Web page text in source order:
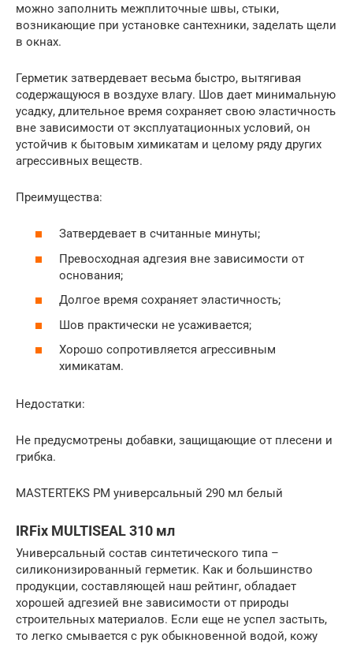
можно заполнить межплиточные швы, стыки,
возникающие при установке сантехники, заделать щели
в окнах.
Герметик затвердевает весьма быстро, вытягивая
содержащуюся в воздухе влагу. Шов дает минимальную
усадку, длительное время сохраняет свою эластичность
вне зависимости от эксплуатационных условий, он
устойчив к бытовым химикатам и целому ряду других
агрессивных веществ.
Преимущества:
Затвердевает в считанные минуты;
Превосходная адгезия вне зависимости от
основания;
Долгое время сохраняет эластичность;
Шов практически не усаживается;
Хорошо сопротивляется агрессивным
химикатам.
Недостатки:
Не предусмотрены добавки, защищающие от плесени и
грибка.
MASTERTEKS PM универсальный 290 мл белый
IRFix MULTISEAL 310 мл
Универсальный состав синтетического типа –
силиконизированный герметик. Как и большинство
продукции, составляющей наш рейтинг, обладает
хорошей адгезией вне зависимости от природы
строительных материалов. Если еще не успел застыть,
то легко смывается с рук обыкновенной водой, кожу